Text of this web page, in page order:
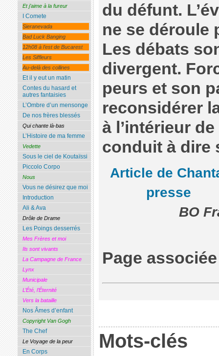
du défunt.
ne se déroule
Les débats
divergent.
peurs et son
reconsidérer
à l’intérieur
conduit à dire
Article de
presse
BO
Page
Mots-clés
Et j’aime à la fureur
I Comete
Sieranevada
Bad Luck Banging
12h08 à l’est de Bucarest
Les Siffleurs
Au-delà des collines
Et il y eut un matin
Contes du hasard et
autres fantaisies
L’Ombre d’un mensonge
De nos frères blessés
Qui chante là-bas
L’Histoire de ma femme
Vedette
Sous le ciel de Koutaïssi
Piccolo Corpo
Nous
Vous ne désirez que moi
Introduction
Ali & Ava
Drôle de Drame
Les Poings desserrés
Mes Frères et moi
Ils sont vivants
La Campagne de France
Lynx
Municipale
L’Été, l’Éternité
Vers la bataille
Nos Âmes d’enfant
Copyright Van Gogh
The Chef
Le Voyage de la peur
En Corps